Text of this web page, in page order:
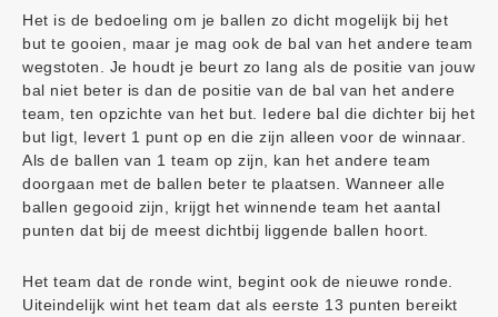
Het is de bedoeling om je ballen zo dicht mogelijk bij het
but te gooien, maar je mag ook de bal van het andere team
wegstoten. Je houdt je beurt zo lang als de positie van jouw
bal niet beter is dan de positie van de bal van het andere
team, ten opzichte van het but. Iedere bal die dichter bij het
but ligt, levert 1 punt op en die zijn alleen voor de winnaar.
Als de ballen van 1 team op zijn, kan het andere team
doorgaan met de ballen beter te plaatsen. Wanneer alle
ballen gegooid zijn, krijgt het winnende team het aantal
punten dat bij de meest dichtbij liggende ballen hoort.
Het team dat de ronde wint, begint ook de nieuwe ronde.
Uiteindelijk wint het team dat als eerste 13 punten bereikt